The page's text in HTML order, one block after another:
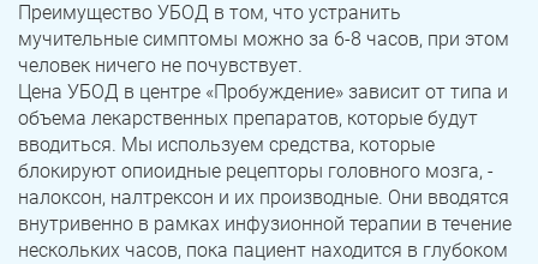
Преимущество УБОД в том, что устранить
мучительные симптомы можно за 6-8 часов, при этом
человек ничего не почувствует.
Цена УБОД в центре «Пробуждение» зависит от типа и
объема лекарственных препаратов, которые будут
вводиться. Мы используем средства, которые
блокируют опиоидные рецепторы головного мозга, -
налоксон, налтрексон и их производные. Они вводятся
внутривенно в рамках инфузионной терапии в течение
нескольких часов, пока пациент находится в глубоком